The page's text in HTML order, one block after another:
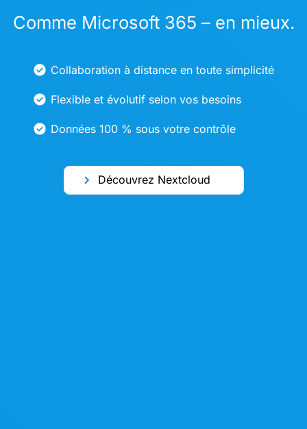
Comme Microsoft 365 – en mieux.
Collaboration à distance en toute simplicité
Flexible et évolutif selon vos besoins
Données 100 % sous votre contrôle
Découvrez Nextcloud